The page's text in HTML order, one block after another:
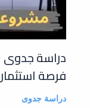
دراسة جدوى
فرصة
دراسة جدوى